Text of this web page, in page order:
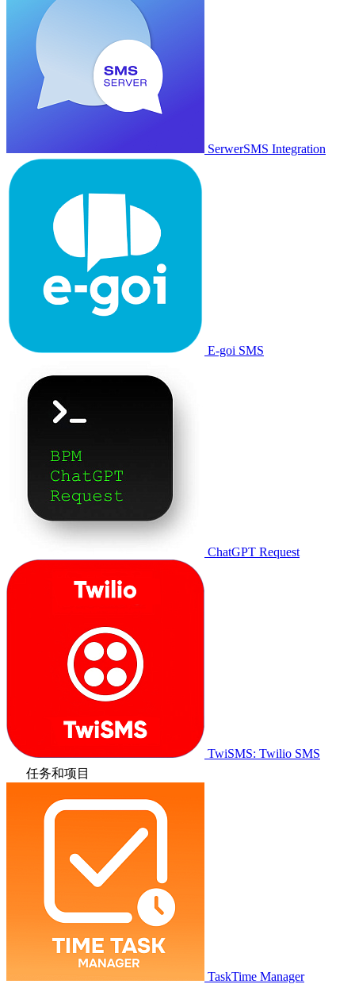
SerwerSMS Integration
E-goi SMS
ChatGPT Request
TwiSMS: Twilio SMS
任务和项目
TaskTime Manager